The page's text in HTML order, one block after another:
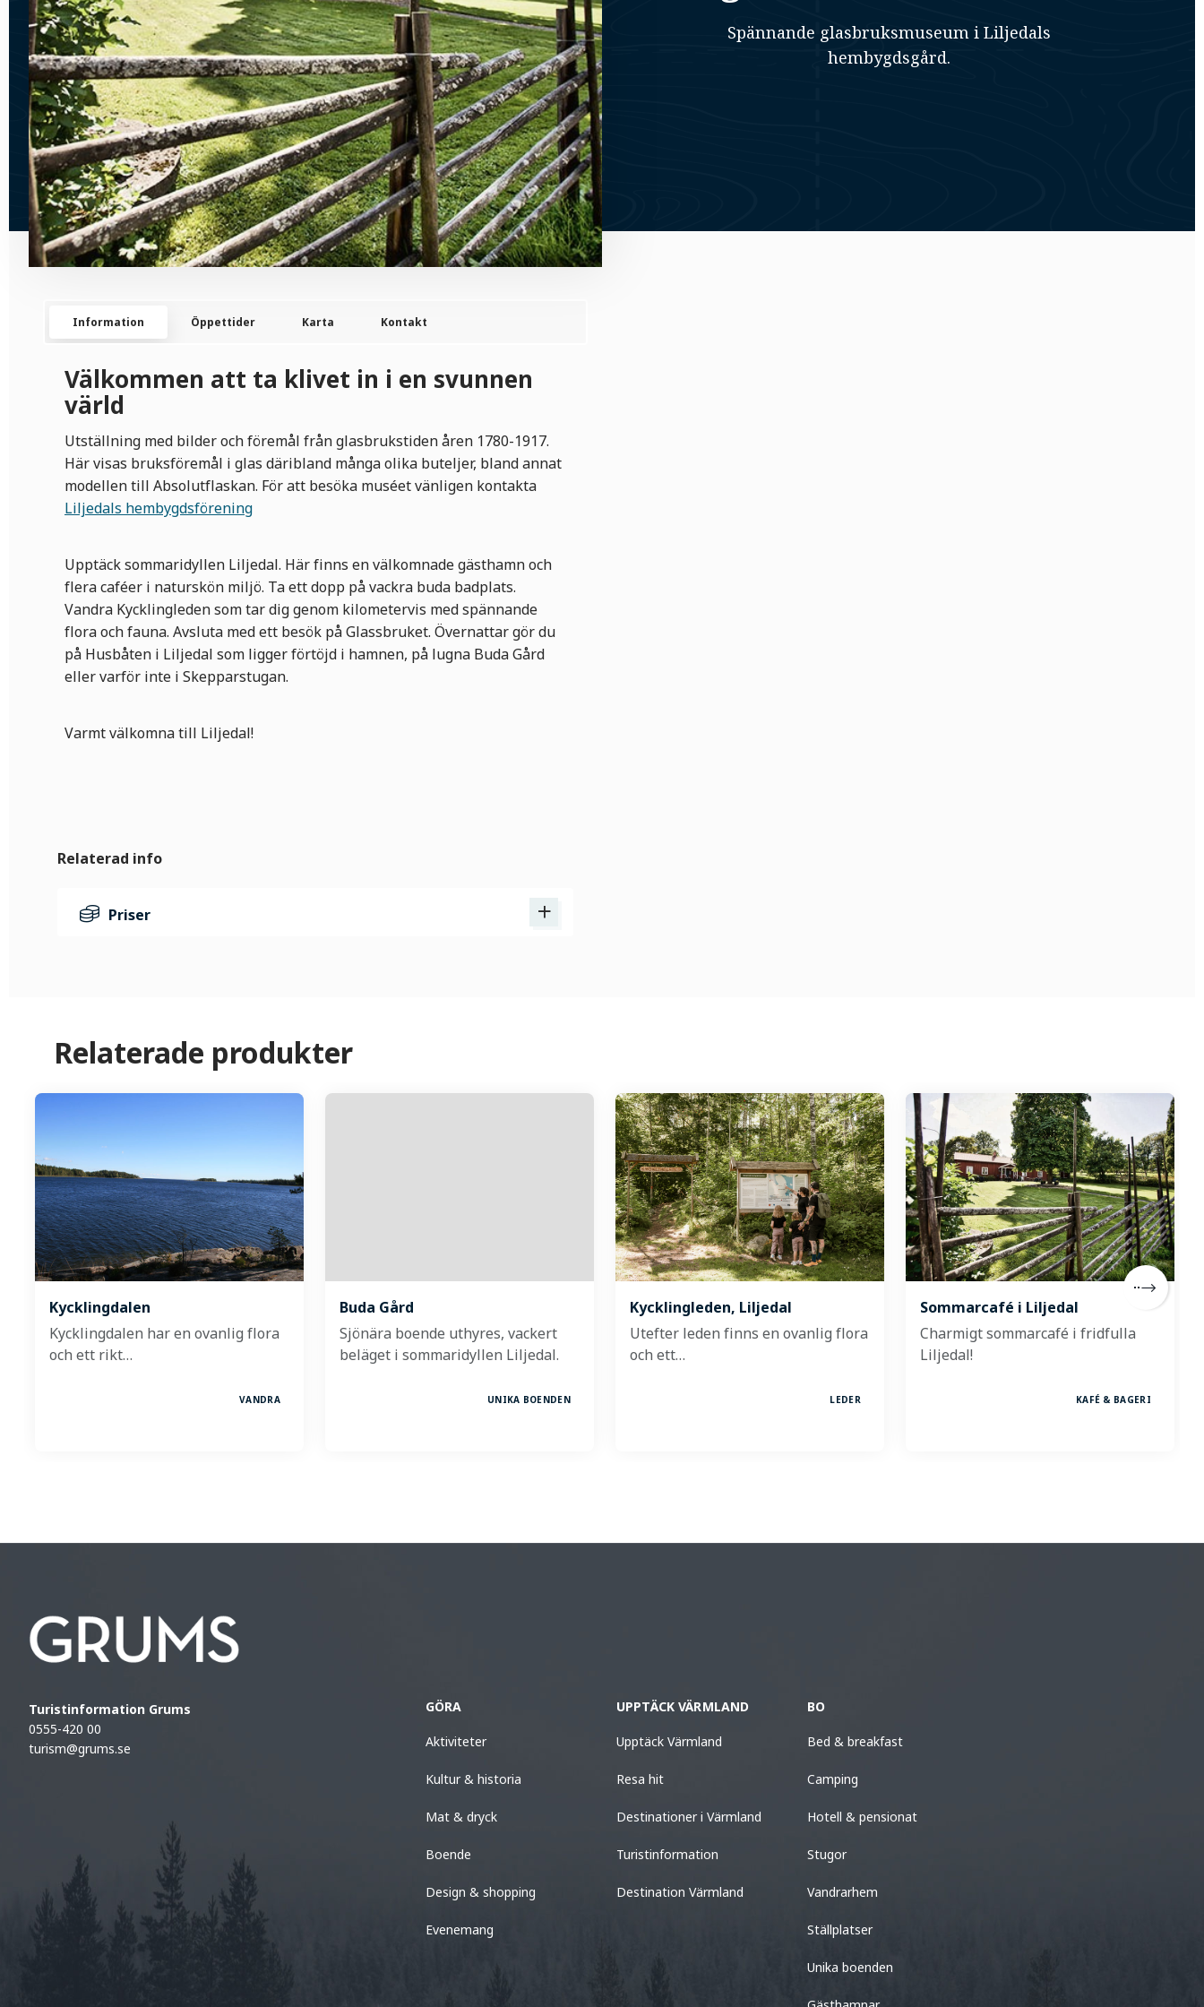
Spännande glasbruksmuseum i Liljedals
hembygdsgård.
Information Öppettider Karta Kontakt
Välkommen att ta klivet in i en svunnen
värld
Utställning med bilder och föremål från glasbrukstiden åren 1780-1917.
Här visas bruksföremål i glas däribland många olika buteljer, bland annat
modellen till Absolutflaskan. För att besöka muséet vänligen kontakta
Liljedals hembygdsförening
Upptäck sommaridyllen Liljedal. Här finns en välkomnade gästhamn och
flera caféer i naturskön miljö. Ta ett dopp på vackra buda badplats.
Vandra Kycklingleden som tar dig genom kilometervis med spännande
flora och fauna. Avsluta med ett besök på Glassbruket. Övernattar gör du
på Husbåten i Liljedal som ligger förtöjd i hamnen, på lugna Buda Gård
eller varför inte i Skepparstugan.
Varmt välkomna till Liljedal!
Relaterad info
Priser
Relaterade produkter
Kycklingdalen
Kycklingdalen har en ovanlig flora
och ett rikt…
VANDRA
Buda Gård
Sjönära boende uthyres, vackert
beläget i sommaridyllen Liljedal.
UNIKA BOENDEN
Kycklingleden, Liljedal
Utefter leden finns en ovanlig flora
och ett…
LEDER
Sommarcafé i Liljedal
Charmigt sommarcafé i fridfulla
Liljedal!
KAFÉ & BAGERI
Turistinformation Grums
0555-420 00
turism@grums.se
GÖRA
Aktiviteter
Kultur & historia
Mat & dryck
Boende
Design & shopping
Evenemang
UPPTÄCK VÄRMLAND
Upptäck Värmland
Resa hit
Destinationer i Värmland
Turistinformation
Destination Värmland
BO
Bed & breakfast
Camping
Hotell & pensionat
Stugor
Vandrarhem
Ställplatser
Unika boenden